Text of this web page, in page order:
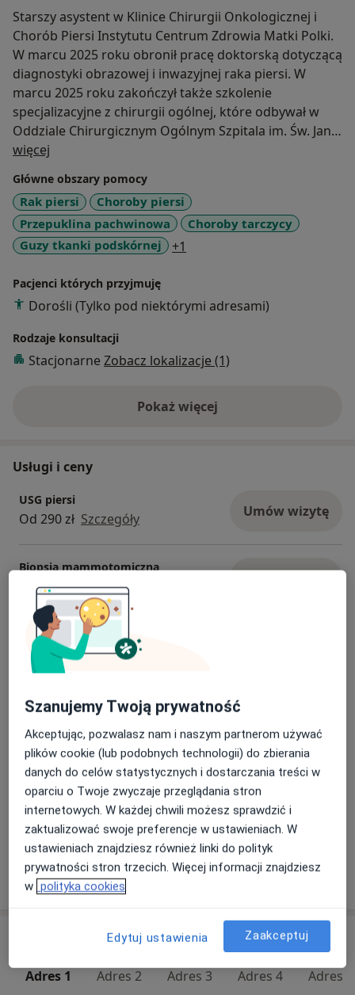
Starszy asystent w Klinice Chirurgii Onkologicznej i
Chorób Piersi Instytutu Centrum Zdrowia Matki Polki.
W marcu 2025 roku obronił pracę doktorską dotyczącą
diagnostyki obrazowej i inwazyjnej raka piersi. W
marcu 2025 roku zakończył także szkolenie
specjalizacyjne z chirurgii ogólnej, które odbywał w
Oddziale Chirurgicznym Ogólnym Szpitala im. Św. Jana
Bożego w Łodzi. Uczestnik licznych szkoleń i kursów z
zakresu badań USG. Stażysta w Ośrodkach
medycznych krajowych i zagranicznych takich jak:
UCSF San Fransisco (Stany Zjednoczone),
Universitaetklinikum Goetingen(Niemcy). Członek
Polskiego Towarzystwa Ultrasonograficznego,
Europejskiego Stowarzyszenia Obrazowania Piersi i
EFUSM (Europan Federation of Ultrasound Societies in
z inicjatywami i programami dotyczącymi wczesnego
wykrywania raka piersi. Wykonuje badania USG piersi,
powierzchownych. Posiada Certyfikat umiejętności z
zakresu ultrasonografii ogólnej Polskiego
więcej
Główne obszary pomocy
Rak piersi
Choroby piersi
Przepuklina pachwinowa
Choroby tarczycy
Guzy tkanki podskórnej
+1
Pacjenci których przyjmuję
Dorośli (Tylko pod niektórymi adresami)
Rodzaje konsultacji
Stacjonarne Zobacz lokalizacje (1)
Pokaż więcejo doświadczeniu
Usługi i ceny
USG piersi
Od 290 zł Szczegóły Umów wizytę
Biopsja mammotomiczna
Od 290 zł Szczegóły
USG tkanek miękkich (guzów)
Od 290 zł Szczegóły
Biopsja węzłów chłonnych
Od 400 zł Szczegóły
Biopsja skóry
Od 500 zł Szczegóły Umów wizytę
+ 18 usług
W jaki sposób ustalane są ceny?
Adres 1 Adres 2 Adres 3 Adres 4 Adres 5
Szanujemy Twoją prywatność
Akceptując, pozwalasz nam i naszym partnerom używać
plików cookie (lub podobnych technologii) do zbierania
danych do celów statystycznych i dostarczania treści w
oparciu o Twoje zwyczaje przeglądania stron
internetowych. W każdej chwili możesz sprawdzić i
zaktualizować swoje preferencje w ustawieniach. W
ustawieniach znajdziesz również linki do polityk
prywatności stron trzecich. Więcej informacji znajdziesz
w polityka cookies
Edytuj ustawienia Zaakceptuj